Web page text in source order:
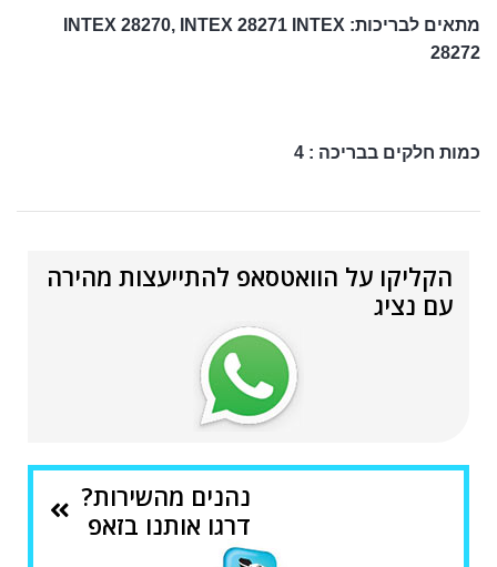
מתאים לבריכות: INTEX 28270, INTEX 28271 INTEX
28272
כמות חלקים בבריכה : 4
הקליקו על הוואטסאפ להתייעצות מהירה
עם נציג
נהנים מהשירות?
דרגו אותנו בזאפ